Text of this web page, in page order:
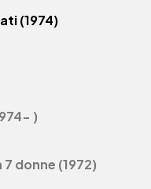
(1974)
donne (1972)
)